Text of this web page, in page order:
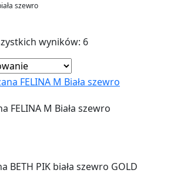
szewro
wyników: 6
FELINA M Biała szewro
BETH PIK biała szewro GOLD